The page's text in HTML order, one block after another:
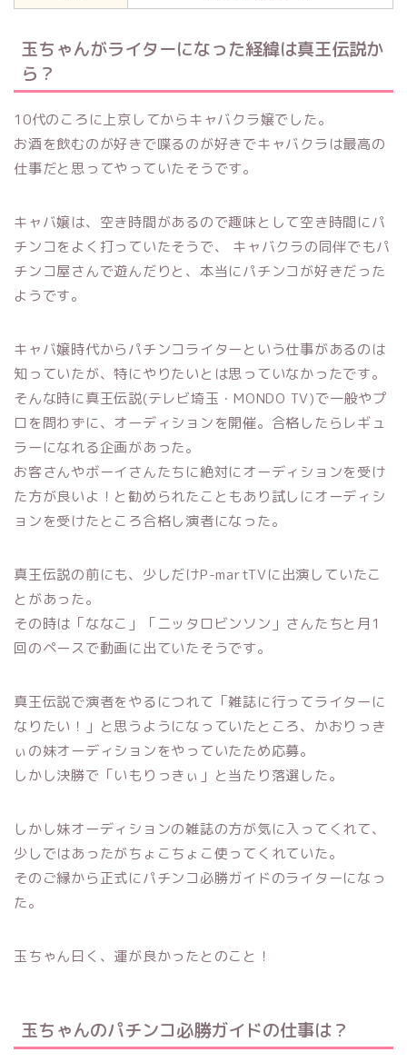
玉ちゃんがライターになった経緯は真王伝説か
ら？
10代のころに上京してからキャバクラ嬢でした。
お酒を飲むのが好きで喋るのが好きでキャバクラは最高の
仕事だと思ってやっていたそうです。
キャバ嬢は、空き時間があるので趣味として空き時間にパ
チンコをよく打っていたそうで、 キャバクラの同伴でもパ
チンコ屋さんで遊んだりと、本当にパチンコが好きだった
ようです。
キャバ嬢時代からパチンコライターという仕事があるのは
知っていたが、特にやりたいとは思っていなかったです。
そんな時に真王伝説(テレビ埼玉・MONDO TV)で一般やプ
ロを問わずに、オーディションを開催。合格したらレギュ
ラーになれる企画があった。
お客さんやボーイさんたちに絶対にオーディションを受け
た方が良いよ！と勧められたこともあり試しにオーディシ
ョンを受けたところ合格し演者になった。
真王伝説の前にも、少しだけP-martTVに出演していたこ
とがあった。
その時は「ななこ」「ニッタロビンソン」さんたちと月1
回のペースで動画に出ていたそうです。
真王伝説で演者をやるにつれて「雑誌に行ってライターに
なりたい！」と思うようになっていたところ、かおりっき
ぃの妹オーディションをやっていたため応募。
しかし決勝で「いもりっきぃ」と当たり落選した。
しかし妹オーディションの雑誌の方が気に入ってくれて、
少しではあったがちょこちょこ使ってくれていた。
そのご縁から正式にパチンコ必勝ガイドのライターになっ
た。
玉ちゃん曰く、運が良かったとのこと！
玉ちゃんのパチンコ必勝ガイドの仕事は？